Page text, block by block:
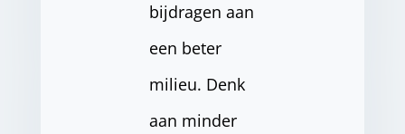
bijdragen aan
een beter
milieu. Denk
aan minder